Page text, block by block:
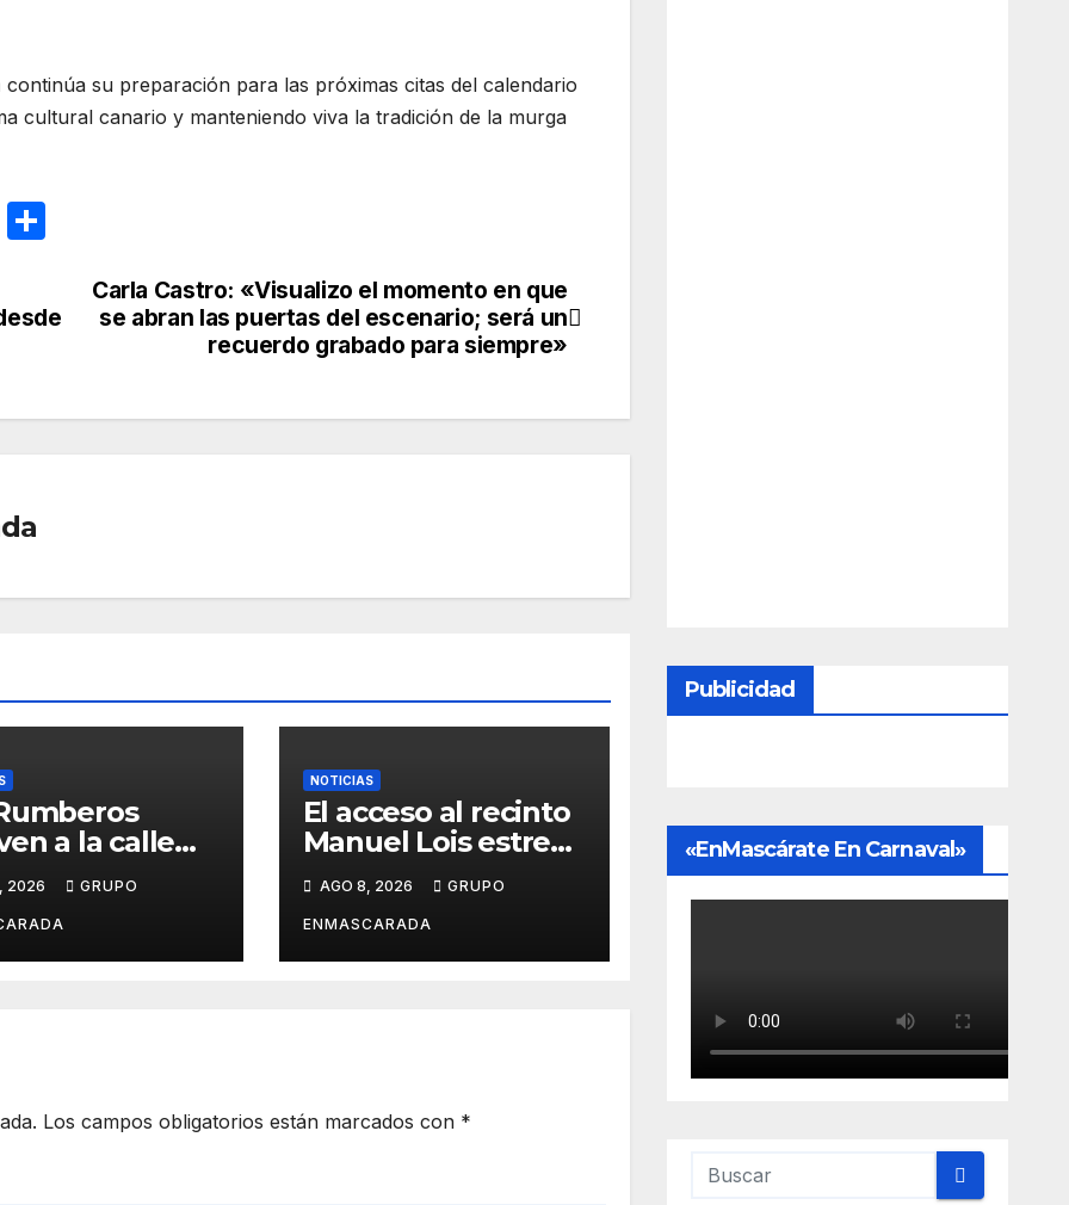
continúa su preparación para las próximas citas del calendario
cultural canario y manteniendo viva la tradición de la murga
E
ail
m
p
tir
Carla Castro: «Visualizo el momento en que
se abran las puertas del escenario; será un
recuerdo grabado para siempre»
a la calle
nació su
51 años
el mismo
el mismo
2026 GRUPO
NOTICIAS
El acceso al recinto
Manuel Lois estrena
asfalto tras años de
espera
AGO 8, 2026 GRUPO
ENMASCARADA
Los campos obligatorios están marcados con *
Publicidad
«EnMascárate En Carnaval»